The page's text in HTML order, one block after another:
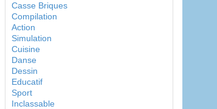
Casse Briques
Compilation
Action
Simulation
Cuisine
Danse
Dessin
Educatif
Sport
Inclassable